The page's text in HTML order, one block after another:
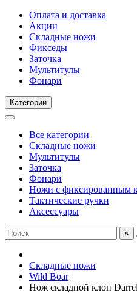
Оплата и доставка
Акции
Складные ножи
Фикседы
Заточка
Мультитулы
Фонари
Категории
Все категории
Складные ножи
Мультитулы
Заточка
Фонари
Ножи с фиксированным
Тактические ручки
Аксессуары
×
Складные ножи
Wild Boar
Нож складной клон